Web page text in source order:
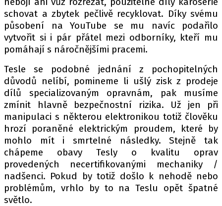
schovat a zbytek pečlivě recyklovat. Díky svému
působení na YouTube se mu navíc podařilo
vytvořit si i pár přátel mezi odborníky, kteří mu
pomáhají s náročnějšími pracemi.
Tesle se podobné jednání z pochopitelných
důvodů nelíbí, pomineme li ušlý zisk z prodeje
dílů specializovaným opravnám, pak musíme
zmínit hlavně bezpečnostní rizika. Už jen při
manipulaci s některou elektronikou totiž člověku
hrozí poraněné elektrickým proudem, které by
mohlo mít i smrtelné následky. Stejně tak
chápeme obavy Tesly o kvalitu oprav
provedených necertifikovanými mechaniky /
nadšenci. Pokud by totiž došlo k nehodě nebo
problémům, vrhlo by to na Teslu opět špatné
světlo.